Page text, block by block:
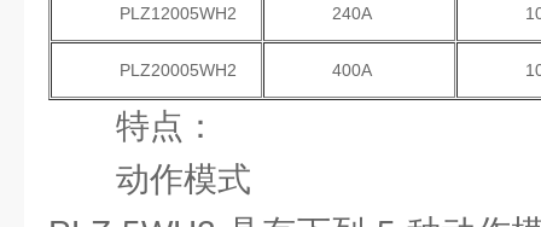
PLZ12005WH2 240A
PLZ20005WH2 400A
特点：
动作模式